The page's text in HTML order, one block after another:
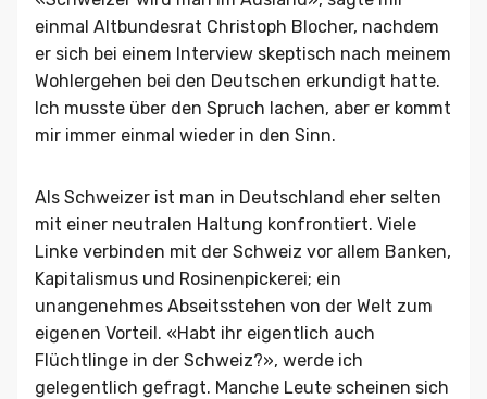
einmal Altbundesrat Christoph Blocher, nachdem
er sich bei einem Interview skeptisch nach meinem
Wohlergehen bei den Deutschen erkundigt hatte.
Ich musste über den Spruch lachen, aber er kommt
mir immer einmal wieder in den Sinn.
Als Schweizer ist man in Deutschland eher selten
mit einer neutralen Haltung konfrontiert. Viele
Linke verbinden mit der Schweiz vor allem Banken,
Kapitalismus und Rosinenpickerei; ein
unangenehmes Abseitsstehen von der Welt zum
eigenen Vorteil. «Habt ihr eigentlich auch
Flüchtlinge in der Schweiz?», werde ich
gelegentlich gefragt. Manche Leute scheinen sich